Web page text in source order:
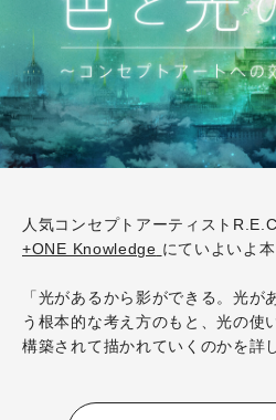
人気コンセプトアーティスト
+ONE Knowledge にていよいよ
「光があるから影ができる。光が
う根本的な考え方のもと、光の使
構築されて描かれていくのかを詳